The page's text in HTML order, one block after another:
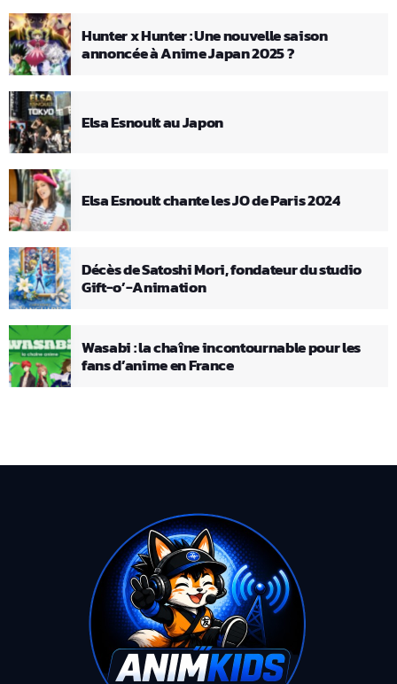
Hunter x Hunter : Une nouvelle saison
annoncée à Anime Japan 2025 ?
Elsa Esnoult au Japon
Elsa Esnoult chante les JO de Paris 2024
Décès de Satoshi Mori, fondateur du studio
Gift-o’-Animation
Wasabi : la chaîne incontournable pour les
fans d’anime en France